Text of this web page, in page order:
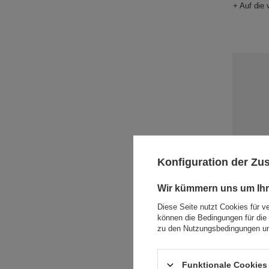
+ Auf die
Messer
37,62 € /
Konfiguration der
Wir kümmern uns um
Diese Seite nutzt Cookies für
können die Bedingungen für
zu den Nutzungsbedingungen
Funktionale